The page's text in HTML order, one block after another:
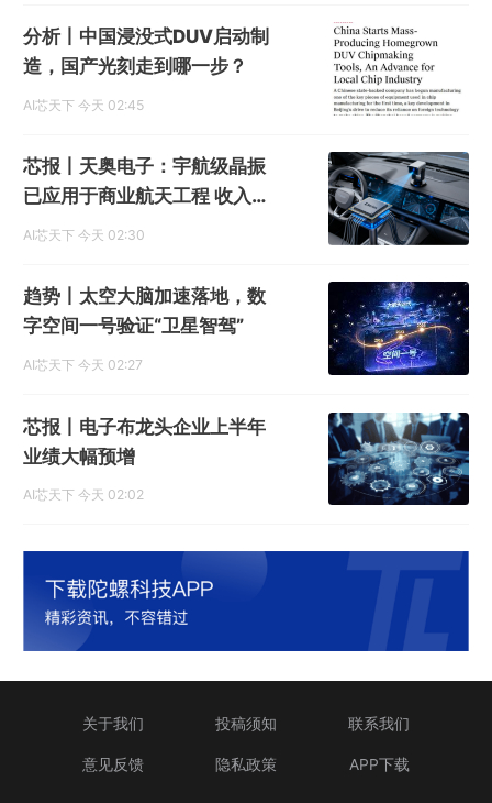
分析丨中国浸没式DUV启动制
造，国产光刻走到哪一步？
AI芯天下 今天 02:45
芯报丨天奥电子：宇航级晶振
已应用于商业航天工程 收入占
比低
AI芯天下 今天 02:30
趋势丨太空大脑加速落地，数
字空间一号验证“卫星智驾”
AI芯天下 今天 02:27
芯报丨电子布龙头企业上半年
业绩大幅预增
AI芯天下 今天 02:02
关于我们 投稿须知 联系我们
意见反馈 隐私政策 APP下载